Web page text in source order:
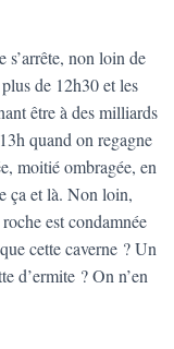
non loin de
de 12h30 et les
être à des milliards
quand on regagne
moitié ombragée, en
ça et là. Non loin,
est condamnée
cette caverne ? Un
d’ermite ? On n’en